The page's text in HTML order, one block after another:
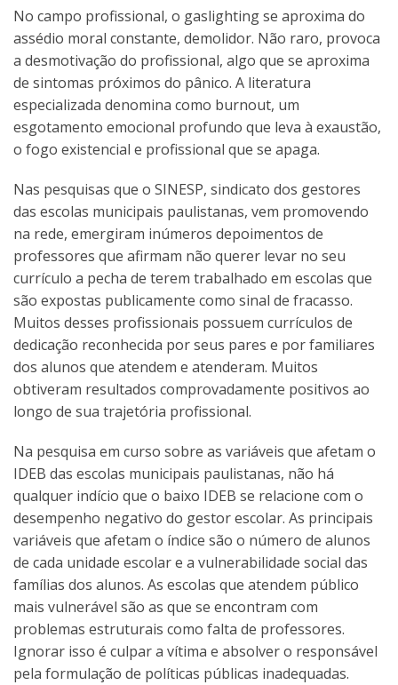
No campo profissional, o gaslighting se aproxima do
assédio moral constante, demolidor. Não raro, provoca
a desmotivação do profissional, algo que se aproxima
de sintomas próximos do pânico. A literatura
especializada denomina como burnout, um
esgotamento emocional profundo que leva à exaustão,
o fogo existencial e profissional que se apaga.
Nas pesquisas que o SINESP, sindicato dos gestores
das escolas municipais paulistanas, vem promovendo
na rede, emergiram inúmeros depoimentos de
professores que afirmam não querer levar no seu
currículo a pecha de terem trabalhado em escolas que
são expostas publicamente como sinal de fracasso.
Muitos desses profissionais possuem currículos de
dedicação reconhecida por seus pares e por familiares
dos alunos que atendem e atenderam. Muitos
obtiveram resultados comprovadamente positivos ao
longo de sua trajetória profissional.
Na pesquisa em curso sobre as variáveis que afetam o
IDEB das escolas municipais paulistanas, não há
qualquer indício que o baixo IDEB se relacione com o
desempenho negativo do gestor escolar. As principais
variáveis que afetam o índice são o número de alunos
de cada unidade escolar e a vulnerabilidade social das
famílias dos alunos. As escolas que atendem público
mais vulnerável são as que se encontram com
problemas estruturais como falta de professores.
Ignorar isso é culpar a vítima e absolver o responsável
pela formulação de políticas públicas inadequadas.